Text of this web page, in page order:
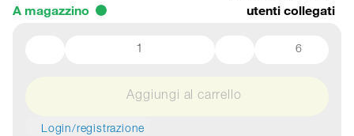
A magazzino
utenti collegati
6
Aggiungi al carrello
Login/registrazione